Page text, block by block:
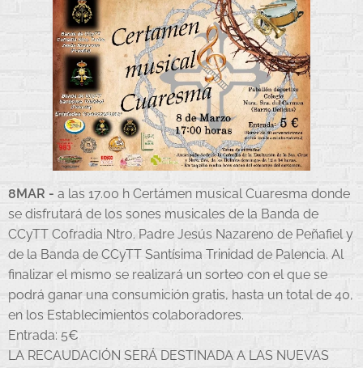
8MAR - a las 17.00 h Certámen musical Cuaresma donde
se disfrutará de los sones musicales de la Banda de
CCyTT Cofradia Ntro. Padre Jesús Nazareno de Peñafiel y
de la Banda de CCyTT Santísima Trinidad de Palencia. Al
finalizar el mismo se realizará un sorteo con el que se
podrá ganar una consumición gratis, hasta un total de 40,
en los Establecimientos colaboradores.
Entrada: 5€
LA RECAUDACIÓN SERÁ DESTINADA A LAS NUEVAS